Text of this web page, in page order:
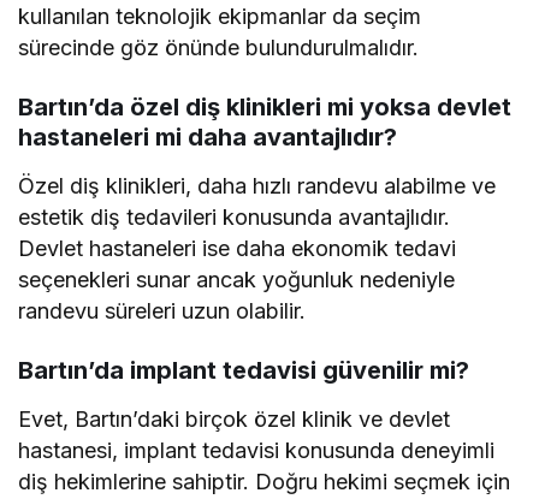
kullanılan teknolojik ekipmanlar da seçim
sürecinde göz önünde bulundurulmalıdır.
Bartın’da özel diş klinikleri mi yoksa devlet
hastaneleri mi daha avantajlıdır?
Özel diş klinikleri, daha hızlı randevu alabilme ve
estetik diş tedavileri konusunda avantajlıdır.
Devlet hastaneleri ise daha ekonomik tedavi
seçenekleri sunar ancak yoğunluk nedeniyle
randevu süreleri uzun olabilir.
Bartın’da implant tedavisi güvenilir mi?
Evet, Bartın’daki birçok özel klinik ve devlet
hastanesi, implant tedavisi konusunda deneyimli
diş hekimlerine sahiptir. Doğru hekimi seçmek için